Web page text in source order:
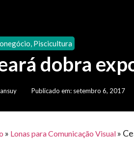
, Piscicultura
dobra
Publicado em: setembro 6, 2017
» Lonas para Comunicação Visual »